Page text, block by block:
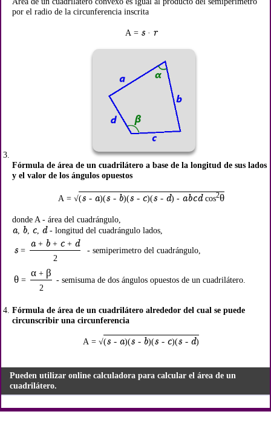
por el radio de la circunferencia inscrita
A = s· r
Fórmula de área de un cuadrilátero a base de la longitud de sus lados
y el valor de los ángulos opuestos
A = √(s - a)(s - b)(s - c)(s - d) - abcdcos2θ
donde A - área del cuadrángulo,
a, b, c, d- longitud del cuadrángulo lados,
s =
a+ b + c + d
- semiperimetro del cuadrángulo,
2
θ =
α + β
- semisuma de dos ángulos opuestos de un cuadrilátero.
2
Fórmula de área de un cuadrilátero alrededor del cual se puede
circunscribir una circunferencia
A = √(s - a)(s - b)(s - c)(s - d)
Pueden utilizar online calculadora para calcular el área de un
cuadrilátero.